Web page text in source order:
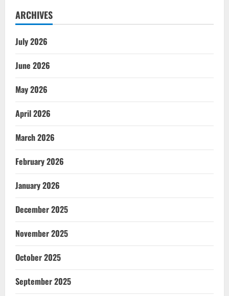
ARCHIVES
July 2026
June 2026
May 2026
April 2026
March 2026
February 2026
January 2026
December 2025
November 2025
October 2025
September 2025